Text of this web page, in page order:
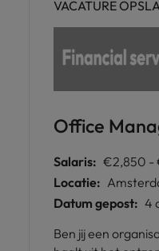
Office
VACATURE
Salaris: €2,850 -
Locatie:
Datum gepost: 4
Ben jij een